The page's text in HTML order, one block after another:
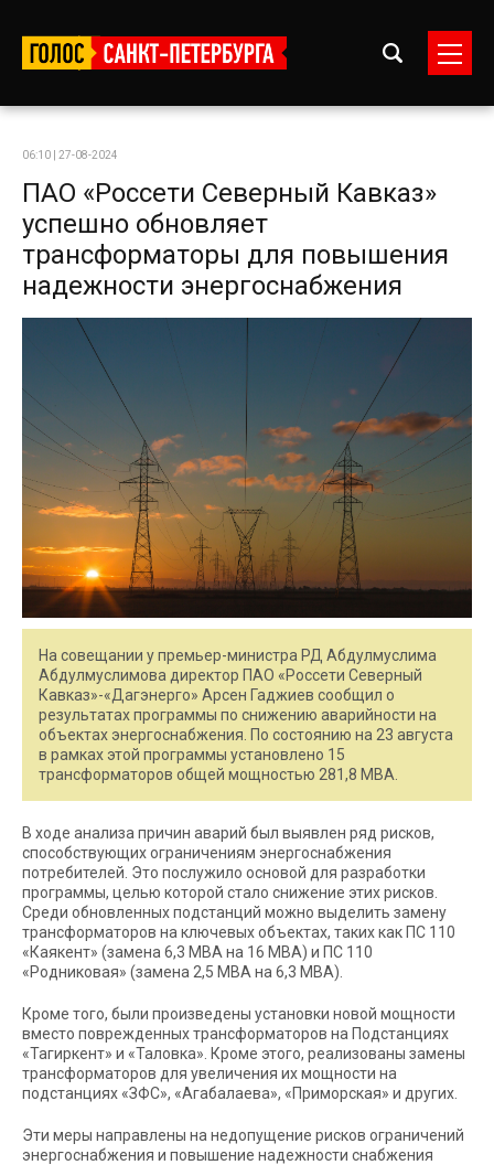
06:10 | 27-08-2024
ПАО «Россети Северный Кавказ»
успешно обновляет
трансформаторы для повышения
надежности энергоснабжения
На совещании у премьер-министра РД Абдулмуслима
Абдулмуслимова директор ПАО «Россети Северный
Кавказ»-«Дагэнерго» Арсен Гаджиев сообщил о
результатах программы по снижению аварийности на
объектах энергоснабжения. По состоянию на 23 августа
в рамках этой программы установлено 15
трансформаторов общей мощностью 281,8 МВА.
В ходе анализа причин аварий был выявлен ряд рисков,
способствующих ограничениям энергоснабжения
потребителей. Это послужило основой для разработки
программы, целью которой стало снижение этих рисков.
Среди обновленных подстанций можно выделить замену
трансформаторов на ключевых объектах, таких как ПС 110
«Каякент» (замена 6,3 МВА на 16 МВА) и ПС 110
«Родниковая» (замена 2,5 МВА на 6,3 МВА).
Кроме того, были произведены установки новой мощности
вместо поврежденных трансформаторов на Подстанциях
«Тагиркент» и «Таловка». Кроме этого, реализованы замены
трансформаторов для увеличения их мощности на
подстанциях «ЗФС», «Агабалаева», «Приморская» и других.
Эти меры направлены на недопущение рисков ограничений
энергоснабжения и повышение надежности снабжения